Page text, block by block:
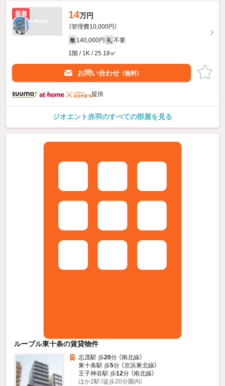
新着 14万円
（管理費10,000円）
敷 140,000円 礼 不要
1階 / 1K / 25.18㎡
お問い合わせ （無料）
提供
ジオエント赤羽のすべての部屋を見る
ルーブル東十条の賃貸物件
志茂駅 歩20分 （南北線）
東十条駅 歩5分 （京浜東北線）
王子神谷駅 歩12分 （南北線）
ほか2駅（徒歩20分圏内）